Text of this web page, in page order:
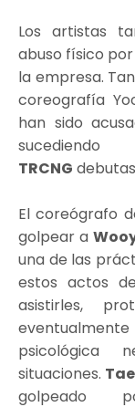
Los artistas
abuso físico
la empresa.
coreografía
han sido
TRCNG
El coreógrafo
golpear a
una de las
estos actos
asistirles,
psicológica
situaciones.